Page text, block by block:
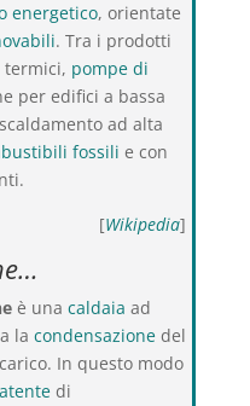
energetico, orientate
. Tra i prodotti
termici, pompe di
per edifici a bassa
ad alta
fossili e con
[Wikipedia]
è una caldaia ad
la condensazionedel
In questo modo
di